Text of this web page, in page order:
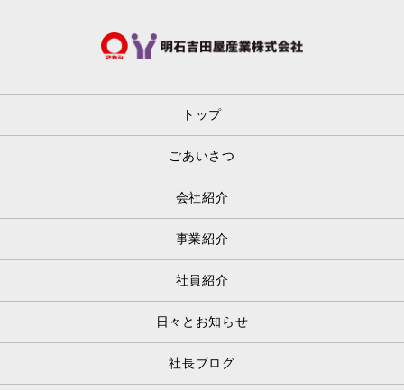
トップ
ごあいさつ
会社紹介
事業紹介
社員紹介
日々とお知らせ
社長ブログ